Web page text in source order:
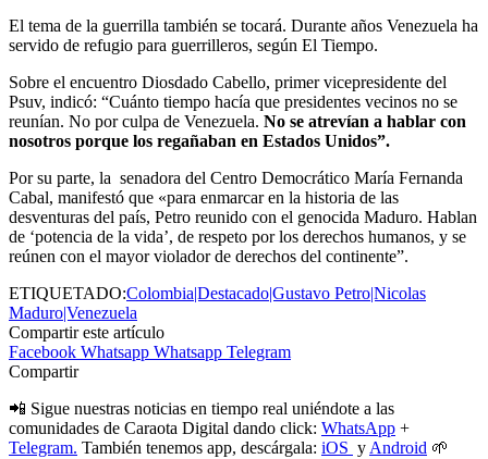
El tema de la guerrilla también se tocará. Durante años Venezuela ha
servido de refugio para guerrilleros, según El Tiempo.
Sobre el encuentro Diosdado Cabello, primer vicepresidente del
Psuv, indicó: “Cuánto tiempo hacía que presidentes vecinos no se
reunían. No por culpa de Venezuela. No se atrevían a hablar con
nosotros porque los regañaban en Estados Unidos”.
Por su parte, la senadora del Centro Democrático María Fernanda
Cabal, manifestó que «para enmarcar en la historia de las
desventuras del país, Petro reunido con el genocida Maduro. Hablan
de ‘potencia de la vida’, de respeto por los derechos humanos, y se
reúnen con el mayor violador de derechos del continente”.
ETIQUETADO:Colombia|Destacado|Gustavo Petro|Nicolas
Maduro|Venezuela
Compartir este artículo
Facebook Whatsapp Whatsapp Telegram
Compartir
📲 Sigue nuestras noticias en tiempo real uniéndote a las
comunidades de Caraota Digital dando click: WhatsApp +
Telegram. También tenemos app, descárgala: iOS y Android 🌱